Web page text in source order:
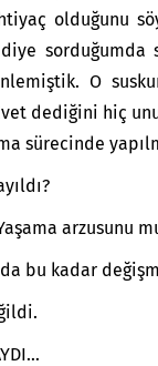
olduğunu
O
dediğini hiç
sürecinde
arzusunu
bu kadar